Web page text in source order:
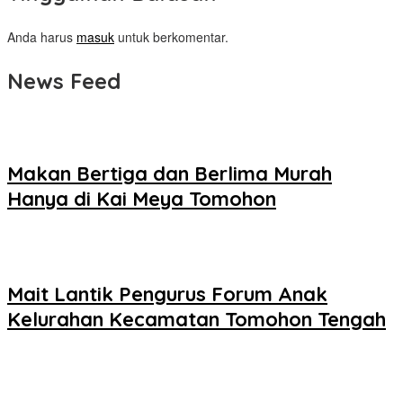
Anda harus masuk untuk berkomentar.
News Feed
Makan Bertiga dan Berlima Murah
Hanya di Kai Meya Tomohon
Mait Lantik Pengurus Forum Anak
Kelurahan Kecamatan Tomohon Tengah